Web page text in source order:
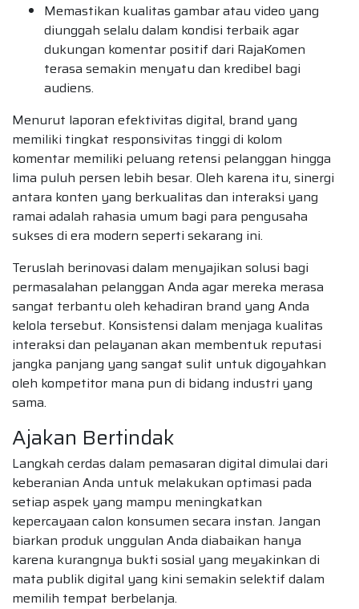
Memastikan kualitas gambar atau video yang
diunggah selalu dalam kondisi terbaik agar
dukungan komentar positif dari RajaKomen
terasa semakin menyatu dan kredibel bagi
audiens.
Menurut laporan efektivitas digital, brand yang
memiliki tingkat responsivitas tinggi di kolom
komentar memiliki peluang retensi pelanggan hingga
lima puluh persen lebih besar. Oleh karena itu, sinergi
antara konten yang berkualitas dan interaksi yang
ramai adalah rahasia umum bagi para pengusaha
sukses di era modern seperti sekarang ini.
Teruslah berinovasi dalam menyajikan solusi bagi
permasalahan pelanggan Anda agar mereka merasa
sangat terbantu oleh kehadiran brand yang Anda
kelola tersebut. Konsistensi dalam menjaga kualitas
interaksi dan pelayanan akan membentuk reputasi
jangka panjang yang sangat sulit untuk digoyahkan
oleh kompetitor mana pun di bidang industri yang
sama.
Ajakan Bertindak
Langkah cerdas dalam pemasaran digital dimulai dari
keberanian Anda untuk melakukan optimasi pada
setiap aspek yang mampu meningkatkan
kepercayaan calon konsumen secara instan. Jangan
biarkan produk unggulan Anda diabaikan hanya
karena kurangnya bukti sosial yang meyakinkan di
mata publik digital yang kini semakin selektif dalam
memilih tempat berbelanja.